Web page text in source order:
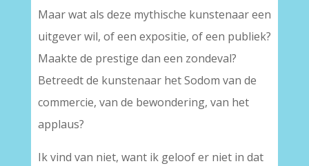
Maar wat als deze mythische kunstenaar een
uitgever wil, of een expositie, of een publiek?
Maakte de prestige dan een zondeval?
Betreedt de kunstenaar het Sodom van de
commercie, van de bewondering, van het
applaus?
Ik vind van niet, want ik geloof er niet in dat